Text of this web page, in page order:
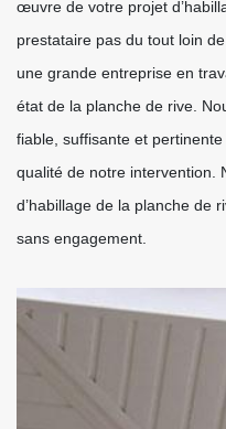
œuvre de votre projet
prestataire pas du tout loin
une grande entreprise en
état de la planche de rive.
fiable, suffisante et
qualité de notre intervention.
d’habillage de la planche de
sans engagement.